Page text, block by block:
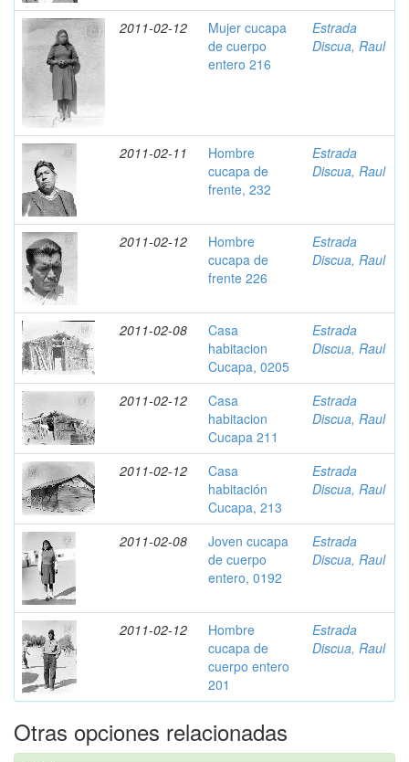
2011-02-12
Mujer cucapa
de cuerpo
entero 216
Estrada
Discua, Raul
2011-02-11
Hombre
cucapa de
frente, 232
Estrada
Discua, Raul
2011-02-12
Hombre
cucapa de
frente 226
Estrada
Discua, Raul
2011-02-08
Casa
habitacion
Cucapa, 0205
Estrada
Discua, Raul
2011-02-12
Casa
habitacion
Cucapa 211
Estrada
Discua, Raul
2011-02-12
Casa
habitación
Cucapa, 213
Estrada
Discua, Raul
2011-02-08
Joven cucapa
de cuerpo
entero, 0192
Estrada
Discua, Raul
2011-02-12
Hombre
cucapa de
cuerpo entero
201
Estrada
Discua, Raul
Otras opciones relacionadas